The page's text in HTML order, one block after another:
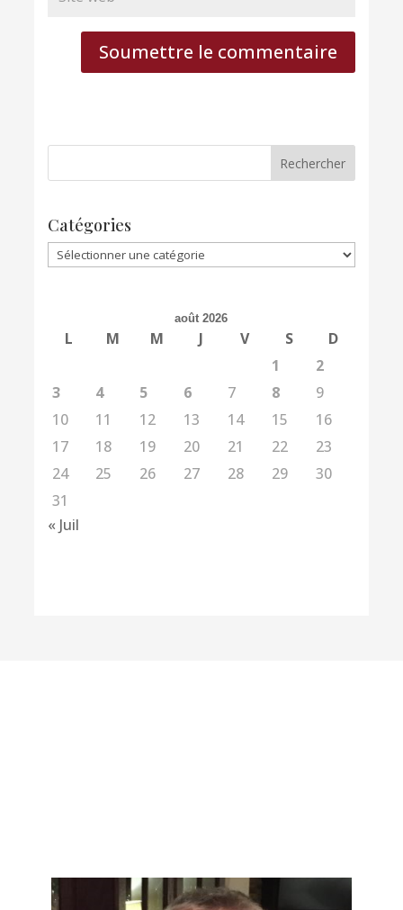
Soumettre le commentaire
Catégories
Catégories
août 2026
L M M J V S
D
1
2
3
4 5 6 7 8
9
10
11 12 13 14 15
16
17
18 19 20 21 22
23
24
25 26 27 28 29
30
31
« Juil